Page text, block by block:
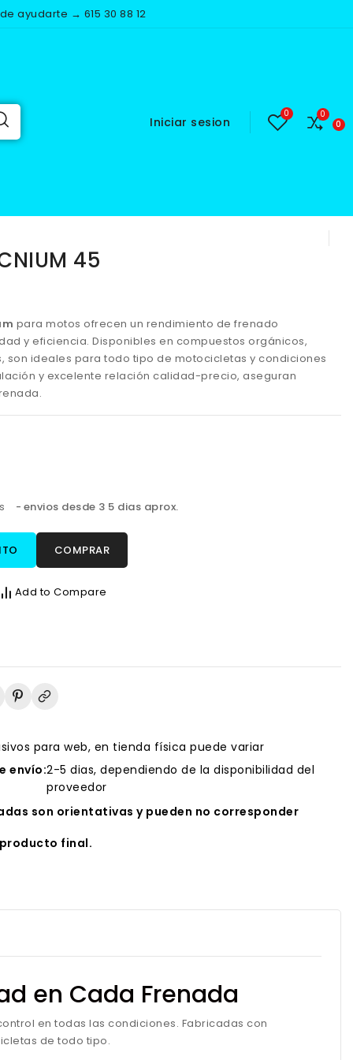
ayudarte → 615 30 88 12
Iniciar sesion
45
para motos ofrecen un rendimiento de frenado
y eficiencia. Disponibles en compuestos orgánicos,
son ideales para todo tipo de motocicletas y condiciones
y excelente relación calidad-precio, aseguran
envios desde 3 5 dias aprox.
COMPRAR
Add to Compare
para web, en tienda física puede variar
envío:2-5 dias, dependiendo de la disponibilidad del
proveedor
son orientativas y pueden no corresponder
final.
en Cada Frenada
en todas las condiciones. Fabricadas con
de todo tipo.